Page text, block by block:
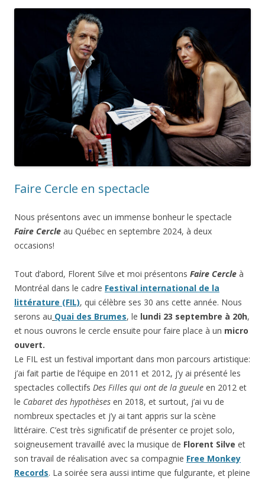
Faire Cercle en spectacle
Nous présentons avec un immense bonheur le spectacle
Faire Cercle au Québec en septembre 2024, à deux
occasions!
Tout d’abord, Florent Silve et moi présentons Faire Cercle à
Montréal dans le cadre Festival international de la
littérature (FIL), qui célèbre ses 30 ans cette année. Nous
serons au Quai des Brumes, le lundi 23 septembre à 20h,
et nous ouvrons le cercle ensuite pour faire place à un micro
ouvert.
Le FIL est un festival important dans mon parcours artistique:
j’ai fait partie de l’équipe en 2011 et 2012, j’y ai présenté les
spectacles collectifs Des Filles qui ont de la gueule en 2012 et
le Cabaret des hypothèses en 2018, et surtout, j’ai vu de
nombreux spectacles et j’y ai tant appris sur la scène
littéraire. C’est très significatif de présenter ce projet solo,
soigneusement travaillé avec la musique de Florent Silve et
son travail de réalisation avec sa compagnie Free Monkey
Records. La soirée sera aussi intime que fulgurante, et pleine